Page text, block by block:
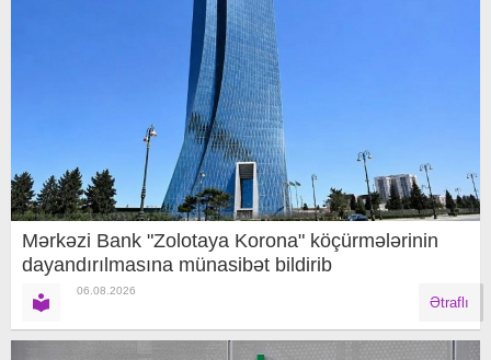
Mərkəzi Bank "Zolotaya Korona" köçürmələrinin
dayandırılmasına münasibət bildirib
06.08.2026
Ətraflı